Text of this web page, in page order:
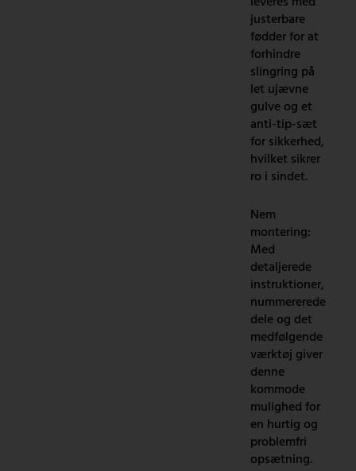
justerbare
fødder for at
forhindre
slingring på
let ujævne
gulve og et
anti-tip-sæt
for sikkerhed,
hvilket sikrer
ro i sindet.
Nem
montering:
Med
detaljerede
instruktioner,
nummererede
dele og det
medfølgende
værktøj giver
denne
kommode
mulighed for
en hurtig og
problemfri
opsætning.